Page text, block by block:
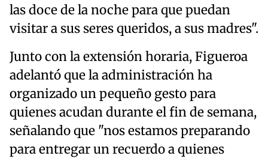
las doce de la noche para que puedan
visitar a sus seres queridos, a sus madres".
Junto con la extensión horaria, Figueroa
adelantó que la administración ha
organizado un pequeño gesto para
quienes acudan durante el fin de semana,
señalando que "nos estamos preparando
para entregar un recuerdo a quienes